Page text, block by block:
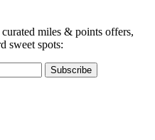
miles & points offers,
sweet spots:
Subscribe